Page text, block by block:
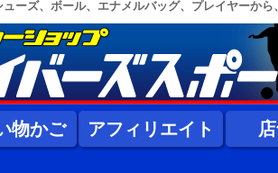
ーズ、ボール、エナメルバッグ、プレイヤーか
物かご アフィリエイト